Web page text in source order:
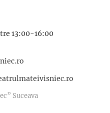
13:00-16:00
Suceava